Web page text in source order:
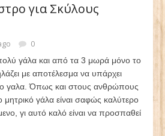
για Σκύλους
0
γάλα και από τα 3 μωρά μόνο το
με αποτέλεσμα να υπάρχει
γαλα. Όπως και στους ανθρώπους
μητρικό γάλα είναι σαφώς καλύτερο
γι αυτό καλό είναι να προσπαθεί